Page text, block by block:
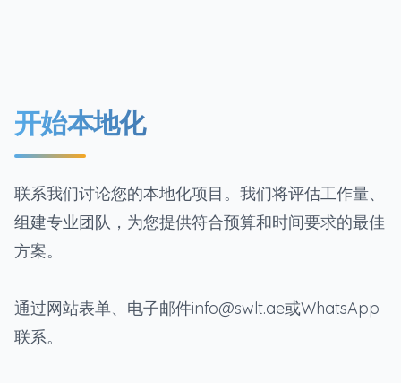
开始本地化
联系我们讨论您的本地化项目。我们将评估工作量、
组建专业团队，为您提供符合预算和时间要求的最佳
方案。
通过网站表单、电子邮件info@swlt.ae或WhatsApp
联系。